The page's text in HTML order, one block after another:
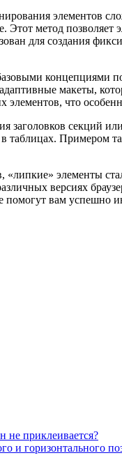
элементов
Этот метод
для создания
концепциями
макеты,
элементов, что
заголовков секций
таблицах. Примером
элементы
версиях
вам
не приклеивается?
и горизонтального